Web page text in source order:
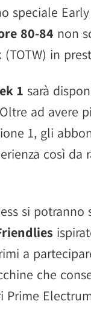
speciale
80-84 non
(TOTW) in
1 sarà
ad avere
1, gli
così da
si
a
che
Prime